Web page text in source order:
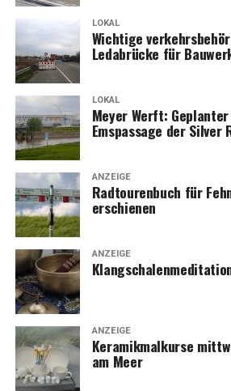
LOKAL
Wich­ti­ge
Leda­brü­cke für
LOKAL
Mey­er Werft:
Ems­pas­sa­ge der Sil­ver
ANZEIGE
Rad­tou­ren­buch für
erschienen
ANZEIGE
ANZEIGE
Kera­mik­mal­kur­se
am Meer